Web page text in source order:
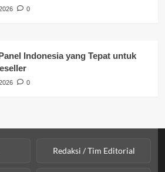
0
Indonesia yang Tepat untuk
0
Redaksi / Tim Editorial